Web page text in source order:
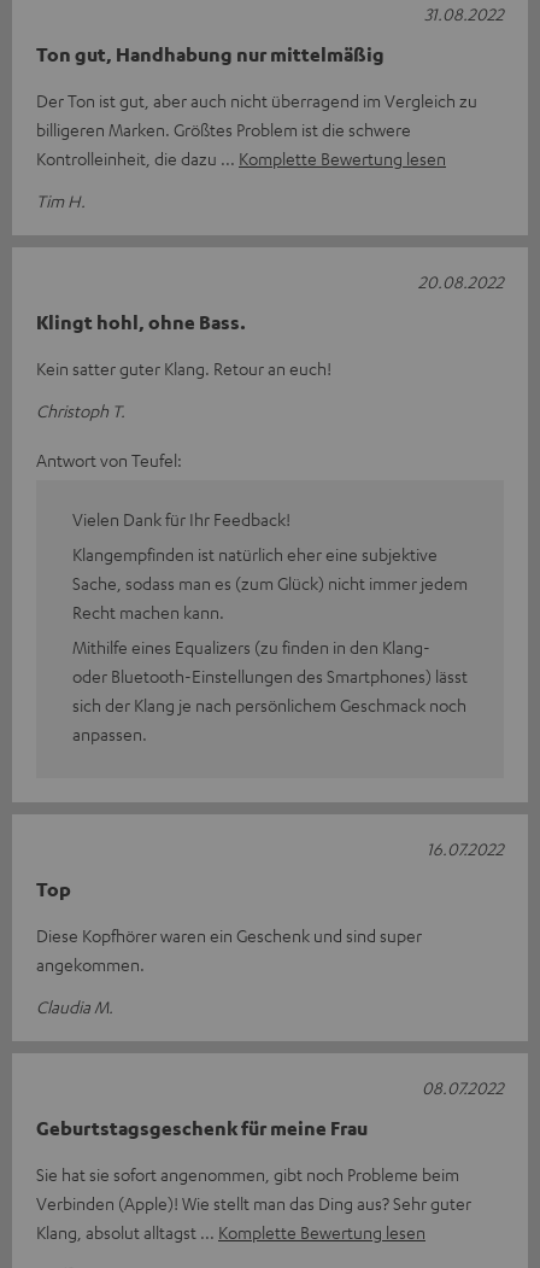
Ton gut, Handhabung nur mittelmäßig
Der Ton ist gut, aber auch nicht überragend im Vergleich zu
billigeren Marken. Größtes Problem ist die schwere
Kontrolleinheit, die dazu
Komplette Bewertung lesen
Tim H.
31.08.2022
Klingt hohl, ohne Bass.
Kein satter guter Klang. Retour an euch!
Christoph T.
20.08.2022
Antwort von Teufel:
Vielen Dank für Ihr Feedback!
Klangempfinden ist natürlich eher eine subjektive
Sache, sodass man es (zum Glück) nicht immer jedem
Recht machen kann.
Mithilfe eines Equalizers (zu finden in den Klang-
oder Bluetooth-Einstellungen des Smartphones) lässt
sich der Klang je nach persönlichem Geschmack noch
anpassen.
Top
Diese Kopfhörer waren ein Geschenk und sind super
angekommen.
Claudia M.
16.07.2022
Geburtstagsgeschenk für meine Frau
Sie hat sie sofort angenommen, gibt noch Probleme beim
Verbinden (Apple)! Wie stellt man das Ding aus? Sehr guter
Klang, absolut alltagst
Komplette Bewertung lesen
08.07.2022